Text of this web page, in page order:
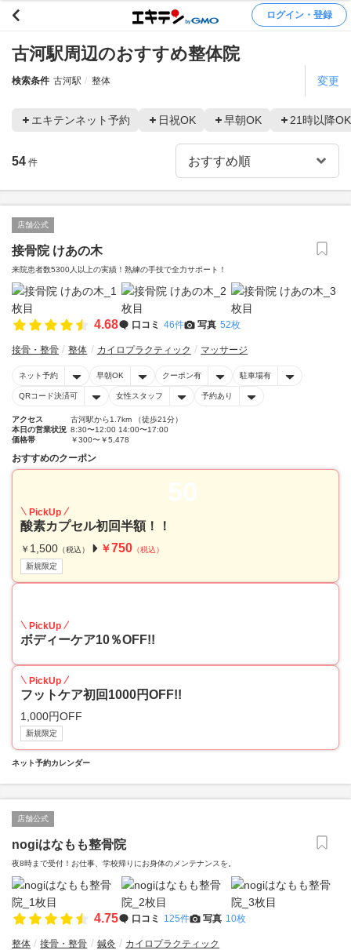
ログイン・登録
古河駅周辺のおすすめ整体院
検索条件 古河駅 整体 変更
エキテンネット予約 日祝OK 早朝OK 21時以降OK
54 件
店舗公式
接骨院 けあの木
来院患者数5300人以上の実績！熟練の手技で全力サポート！
4.68 口コミ 46件 写真 52枚
接骨・整骨 整体 カイロプラクティック マッサージ
ネット予約 早朝OK クーポン有 駐車場有
QRコード決済可 女性スタッフ 予約あり
アクセス
古河駅から1.7km （徒歩21分）
本日の営業状況 8:30〜12:00 14:00〜17:00
価格帯
￥300〜￥5,478
おすすめのクーポン
50
PickUp
酸素カプセル初回半額！！
￥ 1,500 （税込） ￥750 （税込）
新規限定
PickUp
ボディーケア10％OFF!!
PickUp
フットケア初回1000円OFF!!
1,000円OFF
新規限定
ネット予約カレンダー
店舗公式
nogiはなもも整骨院
夜8時まで受付！お仕事、学校帰りにお身体のメンテナンスを。
4.75 口コミ 125件 写真 10枚
整体 接骨・整骨 鍼灸 カイロプラクティック